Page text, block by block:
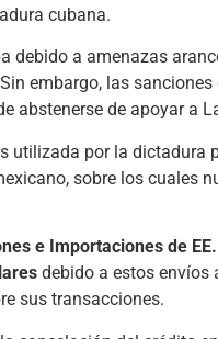
cubana.
debido a amenazas
embargo, las
abstenerse de apoyar a
utilizada por la dictadura
sobre los cuales
e Importaciones de
debido a estos envíos
sus transacciones.